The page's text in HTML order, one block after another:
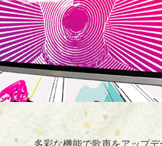
多彩な機能で歌声をアップデ